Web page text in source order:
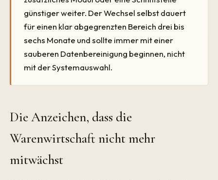
günstiger weiter. Der Wechsel selbst dauert
für einen klar abgegrenzten Bereich drei bis
sechs Monate und sollte immer mit einer
sauberen Datenbereinigung beginnen, nicht
mit der Systemauswahl.
Die Anzeichen, dass die
Warenwirtschaft nicht mehr
mitwächst